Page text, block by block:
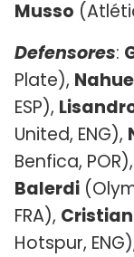
Musso
Defensores:
Plate),
ESP),
United, ENG),
Benfica, POR),
Balerdi
FRA),
Hotspur,